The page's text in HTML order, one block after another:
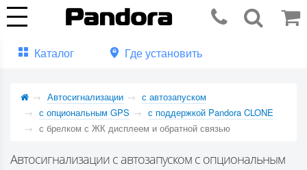
Каталог Где установить
Автосигнализации
с автозапуском
с опциональным GPS
с поддержкой Pandora CLONE
с брелком с ЖК дисплеем и обратной связью
Автосигнализации с автозапуском с опциональным